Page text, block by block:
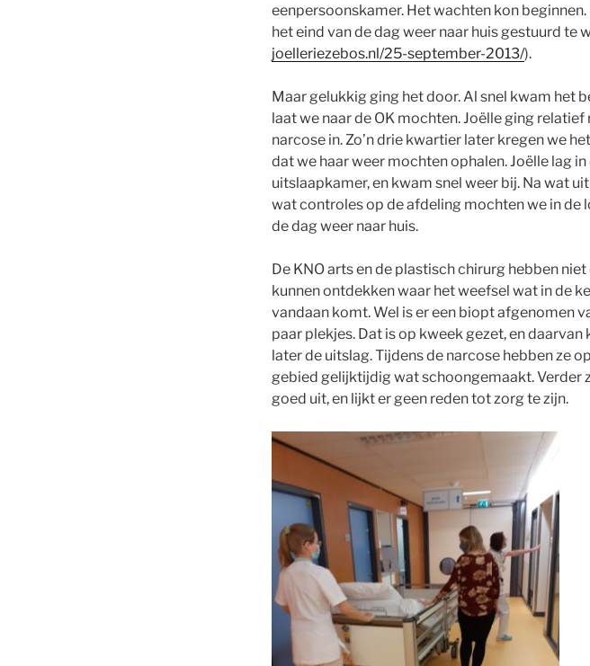
eenpersoonskamer. Het wachten kon
het eind van de dag weer naar huis gestuurd te
joelleriezebos.nl/25-september-2013/).
Maar gelukkig ging het door. Al snel kwam het
laat we naar de OK mochten. Joëlle ging relatief
narcose in. Zo’n drie kwartier later kregen we
dat we haar weer mochten ophalen. Joëlle lag in
uitslaapkamer, en kwam snel weer bij. Na wat
wat controles op de afdeling mochten we in de
de dag weer naar huis.
De KNO arts en de plastisch chirurg hebben
kunnen ontdekken waar het weefsel wat in de
vandaan komt. Wel is er een biopt afgenomen
paar plekjes. Dat is op kweek gezet, en daarvan
later de uitslag. Tijdens de narcose hebben ze
gebied gelijktijdig wat schoongemaakt. Verder
goed uit, en lijkt er geen reden tot zorg te zijn.